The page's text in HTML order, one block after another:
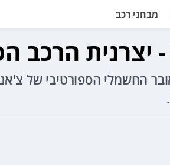
מבחני רכב
הרכב